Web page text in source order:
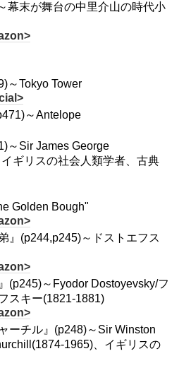
幕末が舞台の中里介山の時代小
～Tokyo Tower
～Antelope
～Sir James George
ギリスの社会人類学者、古典
Golden Bough"
』(p244,p245)～ドストエフス
(p245)～Fyodor Dostoyevsky/フ
スキー(1821-1881)
ーチル』(p248)～Sir Winston
1965)、イギリスの